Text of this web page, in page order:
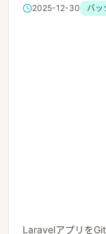
2025-12-30 バッ
Laravelアプリを